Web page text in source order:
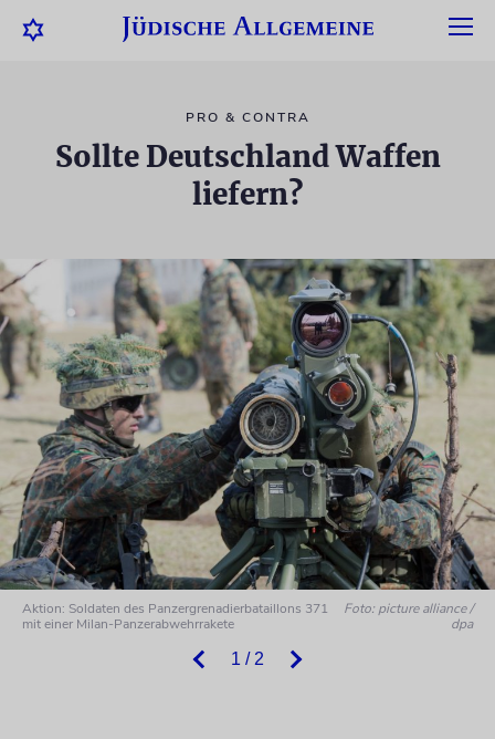
PRO & CONTRA
Sollte Deutschland Waffen
liefern?
1 / 2
Aktion: Soldaten des Panzergrenadierbataillons 371
mit einer Milan-Panzerabwehrrakete
Foto: picture alliance /
dpa